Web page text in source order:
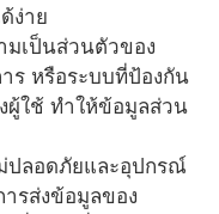
ง่าย
มเป็นส่วนตัวของ
ร หรือระบบที่ป้องกัน
ผู้ใช้ ทำให้ข้อมูลส่วน
ปลอดภัยและอุปกรณ์
รส่งข้อมูลของ